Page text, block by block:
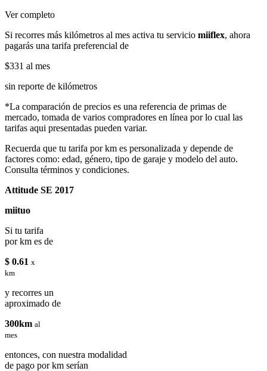
Ver completo
Si recorres más kilómetros al mes activa tu servicio miiflex, ahora
pagarás una tarifa preferencial de
$331 al mes
sin reporte de kilómetros
*La comparación de precios es una referencia de primas de
mercado, tomada de varios compradores en línea por lo cual las
tarifas aqui presentadas pueden variar.
Recuerda que tu tarifa por km es personalizada y depende de
factores como: edad, género, tipo de garaje y modelo del auto.
Consulta términos y condiciones.
Attitude SE 2017
miituo
Si tu tarifa
por km es de
$ 0.61 x
km
y recorres un
aproximado de
300km al
mes
entonces, con nuestra modalidad
de pago por km serían